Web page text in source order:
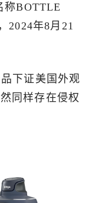
称BOTTLE
2024年8月21
下证美国外观
同样存在侵权